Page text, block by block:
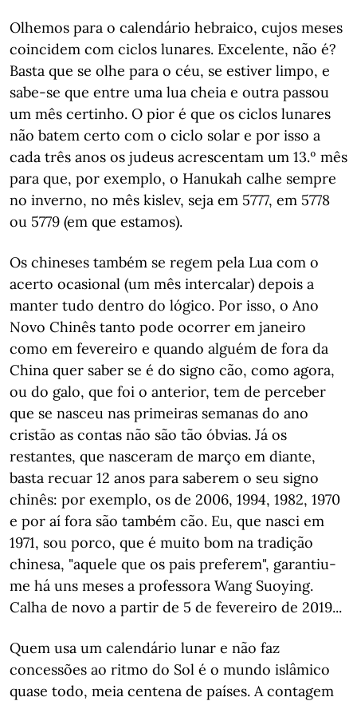
Olhemos para o calendário hebraico, cujos meses
coincidem com ciclos lunares. Excelente, não é?
Basta que se olhe para o céu, se estiver limpo, e
sabe-se que entre uma lua cheia e outra passou
um mês certinho. O pior é que os ciclos lunares
não batem certo com o ciclo solar e por isso a
cada três anos os judeus acrescentam um 13.º mês
para que, por exemplo, o Hanukah calhe sempre
no inverno, no mês kislev, seja em 5777, em 5778
ou 5779 (em que estamos).
Os chineses também se regem pela Lua com o
acerto ocasional (um mês intercalar) depois a
manter tudo dentro do lógico. Por isso, o Ano
Novo Chinês tanto pode ocorrer em janeiro
como em fevereiro e quando alguém de fora da
China quer saber se é do signo cão, como agora,
ou do galo, que foi o anterior, tem de perceber
que se nasceu nas primeiras semanas do ano
cristão as contas não são tão óbvias. Já os
restantes, que nasceram de março em diante,
basta recuar 12 anos para saberem o seu signo
chinês: por exemplo, os de 2006, 1994, 1982, 1970
e por aí fora são também cão. Eu, que nasci em
1971, sou porco, que é muito bom na tradição
chinesa, "aquele que os pais preferem", garantiu-
me há uns meses a professora Wang Suoying.
Calha de novo a partir de 5 de fevereiro de 2019...
Quem usa um calendário lunar e não faz
concessões ao ritmo do Sol é o mundo islâmico
quase todo, meia centena de países. A contagem